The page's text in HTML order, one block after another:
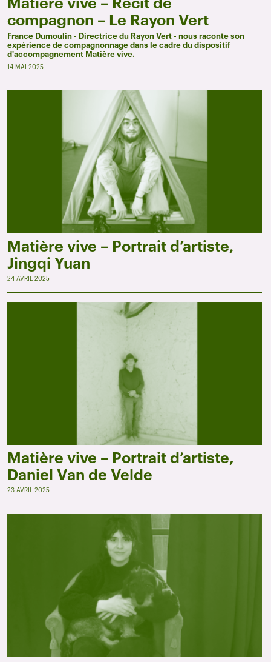
Matière vive – Récit de
compagnon – Le Rayon Vert
France Dumoulin - Directrice du Rayon Vert - nous raconte son
expérience de compagnonnage dans le cadre du dispositif
d'accompagnement Matière vive.
14 MAI 2025
Matière vive – Portrait d’artiste,
Jingqi Yuan
24 AVRIL 2025
Matière vive – Portrait d’artiste,
Daniel Van de Velde
23 AVRIL 2025